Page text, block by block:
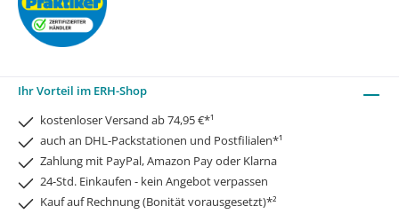
Ihr Vorteil im ERH-Shop
kostenloser Versand ab 74,95 €*¹
auch an DHL-Packstationen und Postfilialen*¹
Zahlung mit PayPal, Amazon Pay oder Klarna
24-Std. Einkaufen - kein Angebot verpassen
Kauf auf Rechnung (Bonität vorausgesetzt)*²